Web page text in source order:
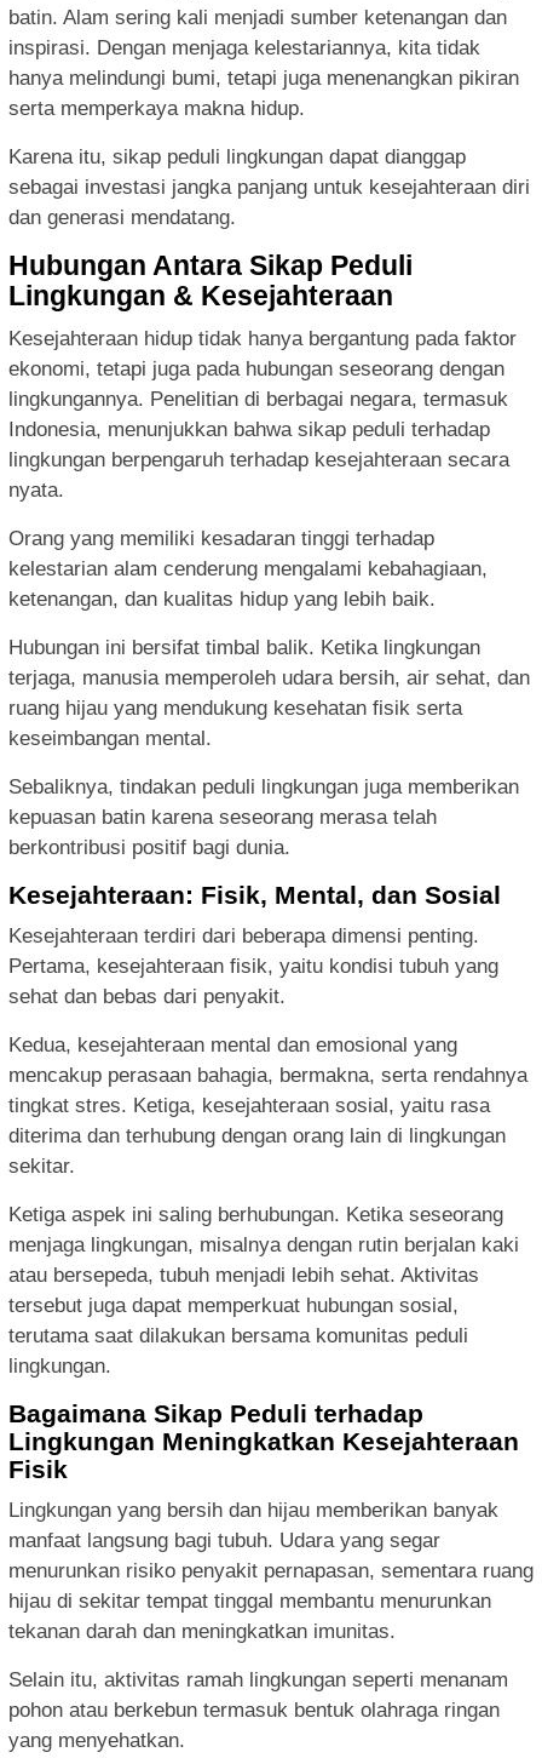
batin. Alam sering kali menjadi sumber ketenangan dan
inspirasi. Dengan menjaga kelestariannya, kita tidak
hanya melindungi bumi, tetapi juga menenangkan pikiran
serta memperkaya makna hidup.
Karena itu, sikap peduli lingkungan dapat dianggap
sebagai investasi jangka panjang untuk kesejahteraan diri
dan generasi mendatang.
Hubungan Antara Sikap Peduli
Lingkungan & Kesejahteraan
Kesejahteraan hidup tidak hanya bergantung pada faktor
ekonomi, tetapi juga pada hubungan seseorang dengan
lingkungannya. Penelitian di berbagai negara, termasuk
Indonesia, menunjukkan bahwa sikap peduli terhadap
lingkungan berpengaruh terhadap kesejahteraan secara
nyata.
Orang yang memiliki kesadaran tinggi terhadap
kelestarian alam cenderung mengalami kebahagiaan,
ketenangan, dan kualitas hidup yang lebih baik.
Hubungan ini bersifat timbal balik. Ketika lingkungan
terjaga, manusia memperoleh udara bersih, air sehat, dan
ruang hijau yang mendukung kesehatan fisik serta
keseimbangan mental.
Sebaliknya, tindakan peduli lingkungan juga memberikan
kepuasan batin karena seseorang merasa telah
berkontribusi positif bagi dunia.
Kesejahteraan: Fisik, Mental, dan Sosial
Kesejahteraan terdiri dari beberapa dimensi penting.
Pertama, kesejahteraan fisik, yaitu kondisi tubuh yang
sehat dan bebas dari penyakit.
Kedua, kesejahteraan mental dan emosional yang
mencakup perasaan bahagia, bermakna, serta rendahnya
tingkat stres. Ketiga, kesejahteraan sosial, yaitu rasa
diterima dan terhubung dengan orang lain di lingkungan
sekitar.
Ketiga aspek ini saling berhubungan. Ketika seseorang
menjaga lingkungan, misalnya dengan rutin berjalan kaki
atau bersepeda, tubuh menjadi lebih sehat. Aktivitas
tersebut juga dapat memperkuat hubungan sosial,
terutama saat dilakukan bersama komunitas peduli
lingkungan.
Bagaimana Sikap Peduli terhadap
Lingkungan Meningkatkan Kesejahteraan
Fisik
Lingkungan yang bersih dan hijau memberikan banyak
manfaat langsung bagi tubuh. Udara yang segar
menurunkan risiko penyakit pernapasan, sementara ruang
hijau di sekitar tempat tinggal membantu menurunkan
tekanan darah dan meningkatkan imunitas.
Selain itu, aktivitas ramah lingkungan seperti menanam
pohon atau berkebun termasuk bentuk olahraga ringan
yang menyehatkan.